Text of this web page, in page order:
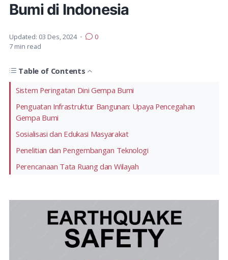
Bumi di Indonesia
Updated: 03 Des, 2024 •
0
7 min read
Table of Contents
Sistem Peringatan Dini Gempa Bumi
Penguatan Infrastruktur Bangunan: Upaya Pencegahan
Gempa Bumi
Sosialisasi dan Edukasi Masyarakat
Penelitian dan Pengembangan Teknologi
Perencanaan Tata Ruang dan Wilayah